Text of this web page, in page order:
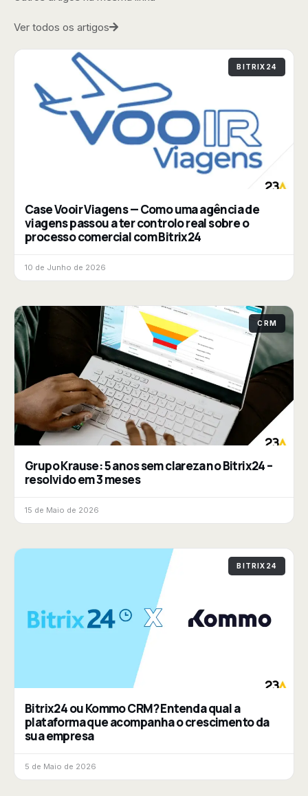
Ver todos os artigos
BITRIX24
Case Vooir Viagens — Como uma agência de
viagens passou a ter controlo real sobre o
processo comercial com Bitrix24
10 de Junho de 2026
CRM
Grupo Krause: 5 anos sem clareza no Bitrix24 –
resolvido em 3 meses
15 de Maio de 2026
BITRIX24
Bitrix24 ou Kommo CRM? Entenda qual a
plataforma que acompanha o crescimento da
sua empresa
5 de Maio de 2026